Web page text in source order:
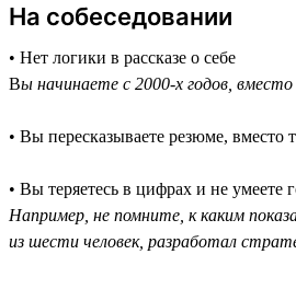
На собеседовании
• Нет логики в рассказе о себе
Вы начинаете с 2000-х годов,
• Вы пересказываете резюме,
• Вы теряетесь в цифрах и не умеете
Например, не помните, к каким
из шести человек, разработал